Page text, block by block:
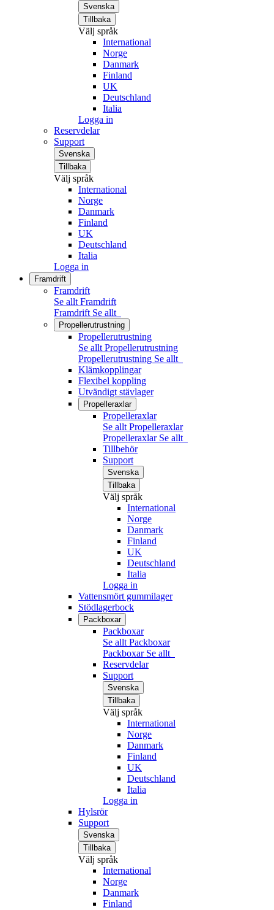
Svenska
Tillbaka
Välj språk
International
Norge
Danmark
Finland
UK
Deutschland
Italia
Logga in
Reservdelar
Support
Svenska
Tillbaka
Välj språk
International
Norge
Danmark
Finland
UK
Deutschland
Italia
Logga in
Framdrift
Framdrift
Se allt Framdrift
Framdrift Se allt
Propellerutrustning
Propellerutrustning
Se allt Propellerutrustning
Propellerutrustning Se allt
Klämkopplingar
Flexibel koppling
Utvändigt stävlager
Propelleraxlar
Propelleraxlar
Se allt Propelleraxlar
Propelleraxlar Se allt
Tillbehör
Support
Svenska
Tillbaka
Välj språk
International
Norge
Danmark
Finland
UK
Deutschland
Italia
Logga in
Vattensmört gummilager
Stödlagerbock
Packboxar
Packboxar
Se allt Packboxar
Packboxar Se allt
Reservdelar
Support
Svenska
Tillbaka
Välj språk
International
Norge
Danmark
Finland
UK
Deutschland
Italia
Logga in
Hylsrör
Support
Svenska
Tillbaka
Välj språk
International
Norge
Danmark
Finland